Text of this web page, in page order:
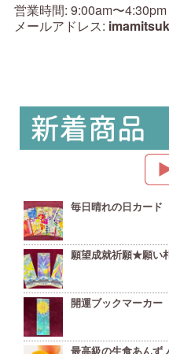
営業時間: 9:00am〜
メールアドレス:
毎日晴れの日カード
願望成就祈願★願い
開運ブックマーカー
最高級の生食あんず